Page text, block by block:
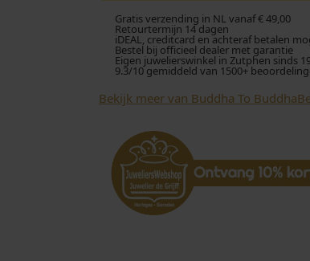
Gratis verzending in NL vanaf € 49,00
Retourtermijn 14 dagen
iDEAL, creditcard en achteraf betalen
Bestel bij officieel dealer met garantie
Eigen juwelierswinkel in Zutphen sinds
9.3/10 gemiddeld van 1500+
Bekijk meer van Buddha To Buddha